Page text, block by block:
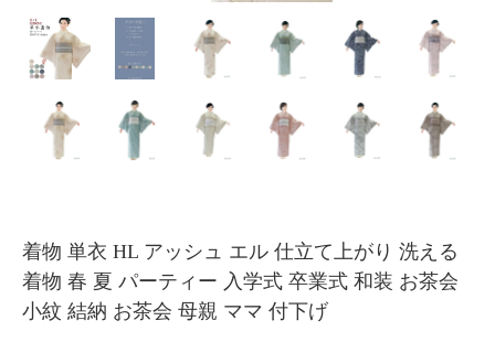
着物 単衣 HL アッシュ エル 仕立て上がり 洗える
着物 春 夏 パーティー 入学式 卒業式 和装 お茶会
小紋 結納 お茶会 母親 ママ 付下げ